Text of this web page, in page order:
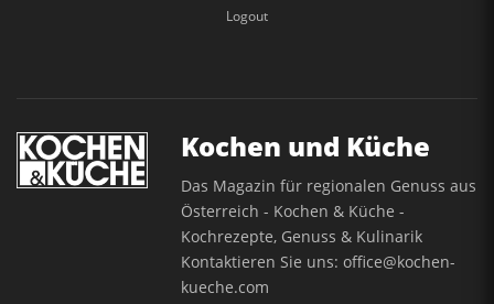
Logout
Kochen und Küche
Das Magazin für regionalen Genuss aus
Österreich - Kochen & Küche -
Kochrezepte, Genuss & Kulinarik
Kontaktieren Sie uns:office@kochen-
kueche.com